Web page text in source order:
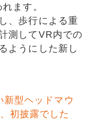
ます。
、歩行による重
測してVR内での
ようにした新し
新型ヘッドマウ
初披露でした